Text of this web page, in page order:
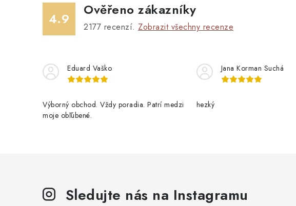
4.9
Ověřeno zákazníky
2177 recenzí. Zobrazit všechny recenze
Eduard Vaško
Výborný obchod. Vždy poradia. Patrí medzi
moje obľúbené.
Jana Korman Suchá
hezký
Sledujte nás na Instagramu